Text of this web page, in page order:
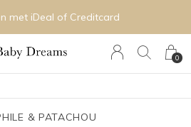
0
met iDeal of Creditcard
& PATACHOU